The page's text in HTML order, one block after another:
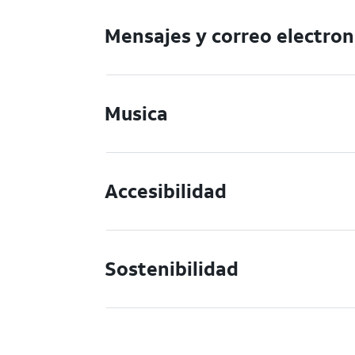
Mensajes y correo
Musica
Accesibilidad
Sostenibilidad